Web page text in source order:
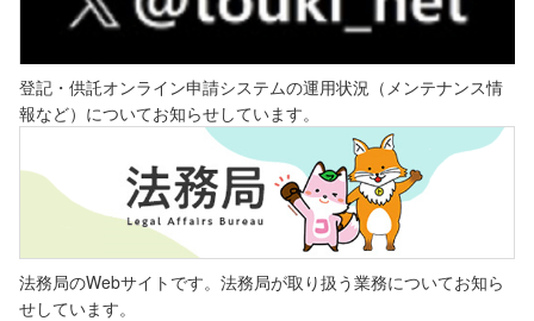
登記・供託オンライン申請システムの運用状況（メンテナンス情
報など）についてお知らせしています。
法務局のWebサイトです。法務局が取り扱う業務についてお知ら
せしています。